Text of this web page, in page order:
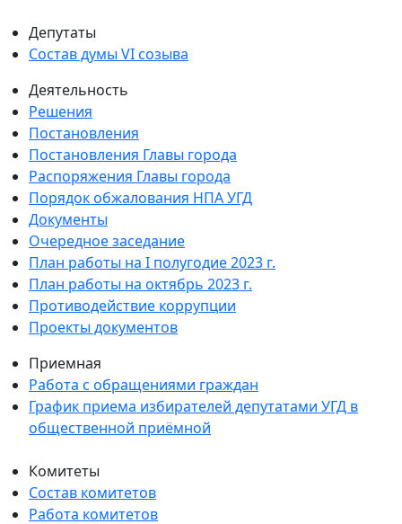
Депутаты
Состав думы VI созыва
Деятельность
Решения
Постановления
Постановления Главы города
Распоряжения Главы города
Порядок обжалования НПА УГД
Документы
Очередное заседание
План работы на I полугодие 2023 г.
План работы на октябрь 2023 г.
Противодействие коррупции
Проекты документов
Приемная
Работа с обращениями граждан
График приема избирателей депутатами УГД в
общественной приёмной
Комитеты
Состав комитетов
Работа комитетов